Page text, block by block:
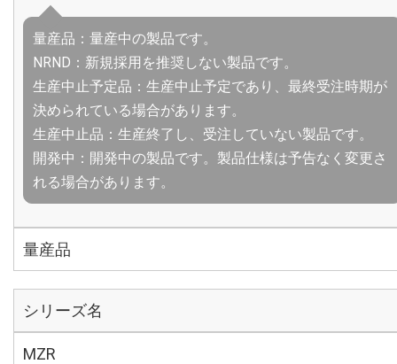
量産品：量産中の製品です。
NRND：新規採用を推奨しない製品です。
生産中止予定品：生産中止予定であり、最終受注時期が
決められている場合があります。
生産中止品：生産終了し、受注していない製品です。
開発中：開発中の製品です。製品仕様は予告なく変更さ
れる場合があります。
量産品
シリーズ名
MZR